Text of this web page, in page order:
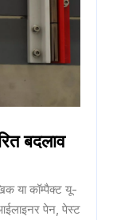
बदलाव
या कॉम्पैक्ट यू-
पेन, पेस्ट